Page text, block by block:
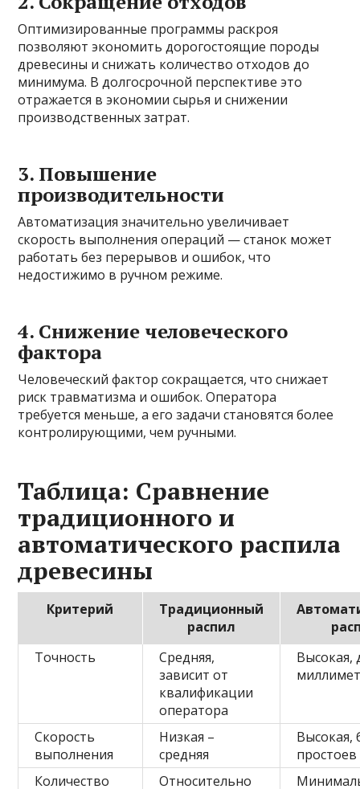
Оптимизированные программы раскроя
позволяют экономить дорогостоящие породы
древесины и снижать количество отходов до
минимума. В долгосрочной перспективе это
отражается в экономии сырья и снижении
производственных затрат.
3. Повышение
производительности
Автоматизация значительно увеличивает
скорость выполнения операций — станок может
работать без перерывов и ошибок, что
недостижимо в ручном режиме.
4. Снижение человеческого
фактора
Человеческий фактор сокращается, что снижает
риск травматизма и ошибок. Оператора
требуется меньше, а его задачи становятся более
контролирующими, чем ручными.
Таблица: Сравнение
традиционного и
автоматического распила
древесины
Критерий
Традиционный
распил
Точность
Средняя,
зависит от
квалификации
оператора
Высокая,
Скорость
выполнения
Низкая –
средняя
Высокая,
простоев
Количество
Относительно